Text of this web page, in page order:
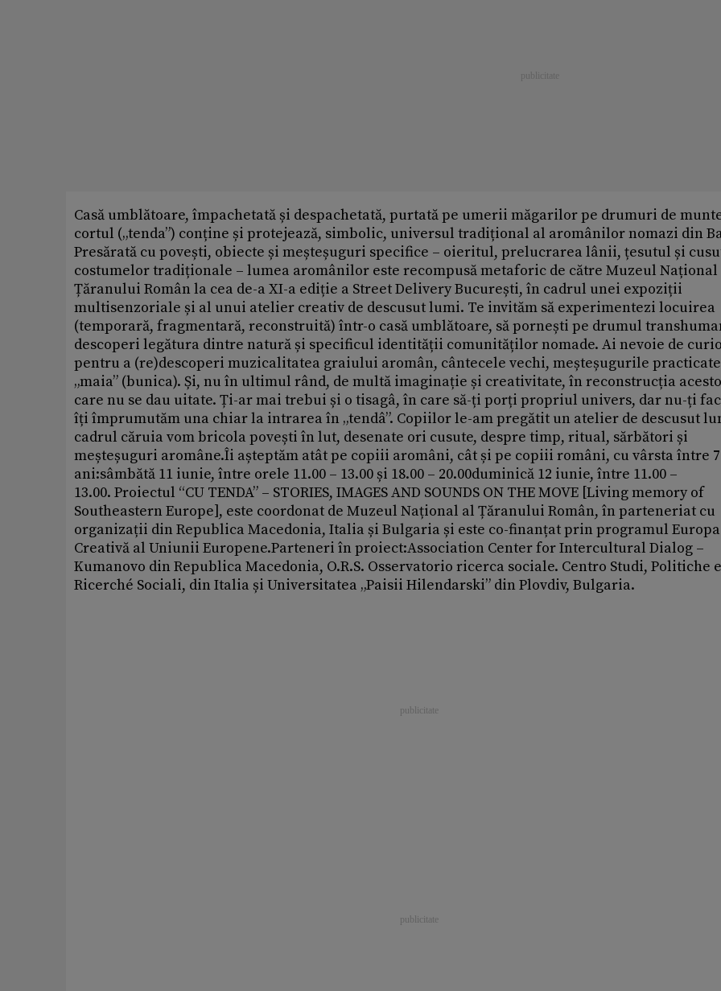
Casă umblătoare, împachetată și despachetată, purtată pe umerii măgarilor pe drumuri de
cortul („tenda”) conține și protejează, simbolic, universul tradițional al aromânilor nomazi din
Presărată cu povești, obiecte și meșteșuguri specifice – oieritul, prelucrarea lânii, țesutul și
costumelor tradiționale – lumea aromânilor este recompusă metaforic de către Muzeul
Țăranului Român la cea de-a XI-a ediție a Street Delivery București, în cadrul unei expoziții
multisenzoriale și al unui atelier creativ de descusut lumi. Te invităm să experimentezi locuirea
(temporară, fragmentară, reconstruită) într-o casă umblătoare, să pornești pe drumul
descoperi legătura dintre natură și specificul identității comunităților nomade. Ai nevoie de
pentru a (re)descoperi muzicalitatea graiului aromân, cântecele vechi, meșteșugurile
„maia” (bunica). Și, nu în ultimul rând, de multă imaginație și creativitate, în reconstrucția
care nu se dau uitate. Ți-ar mai trebui și o tisagâ, în care să-ți porți propriul univers, dar nu-ți
îți împrumutăm una chiar la intrarea în „tendâ”. Copiilor le-am pregătit un atelier de descusut
cadrul căruia vom bricola povești în lut, desenate ori cusute, despre timp, ritual, sărbători și
meșteșuguri aromâne.Îi așteptăm atât pe copiii aromâni, cât și pe copiii români, cu vârsta între 7
ani:sâmbătă 11 iunie, între orele 11.00 – 13.00 și 18.00 – 20.00duminică 12 iunie, între 11.00 –
13.00. Proiectul “CU TENDA” – STORIES, IMAGES AND SOUNDS ON THE MOVE [Living memory of
Southeastern Europe], este coordonat de Muzeul Național al Țăranului Român, în parteneriat cu
organizații din Republica Macedonia, Italia și Bulgaria și este co-finanțat prin programul Europa
Creativă al Uniunii Europene.Parteneri în proiect:Association Center for Intercultural Dialog –
Kumanovo din Republica Macedonia, O.R.S. Osservatorio ricerca sociale. Centro Studi, Politiche e
Ricerché Sociali, din Italia și Universitatea „Paisii Hilendarski” din Plovdiv, Bulgaria.